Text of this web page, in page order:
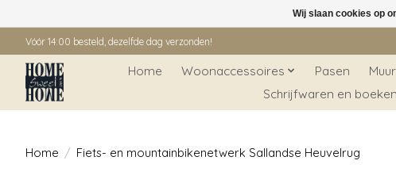
Vóór 14:00 besteld, dezelfde dag verzonden!
Home Woonaccessoires Pasen
Schrijfwaren en boeken
Home / Fiets- en mountainbikenetwerk Sallandse Heuvelrug
Wij slaan cookies op